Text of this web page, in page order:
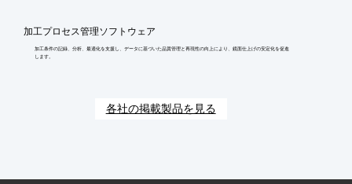
加工プロセス管理ソフトウェア
加工条件の記録、分析、最適化を支援し、データに基づいた品質管理と再現性の向上により、鏡面仕上げの安定化を促進
します。
各社の掲載製品を見る